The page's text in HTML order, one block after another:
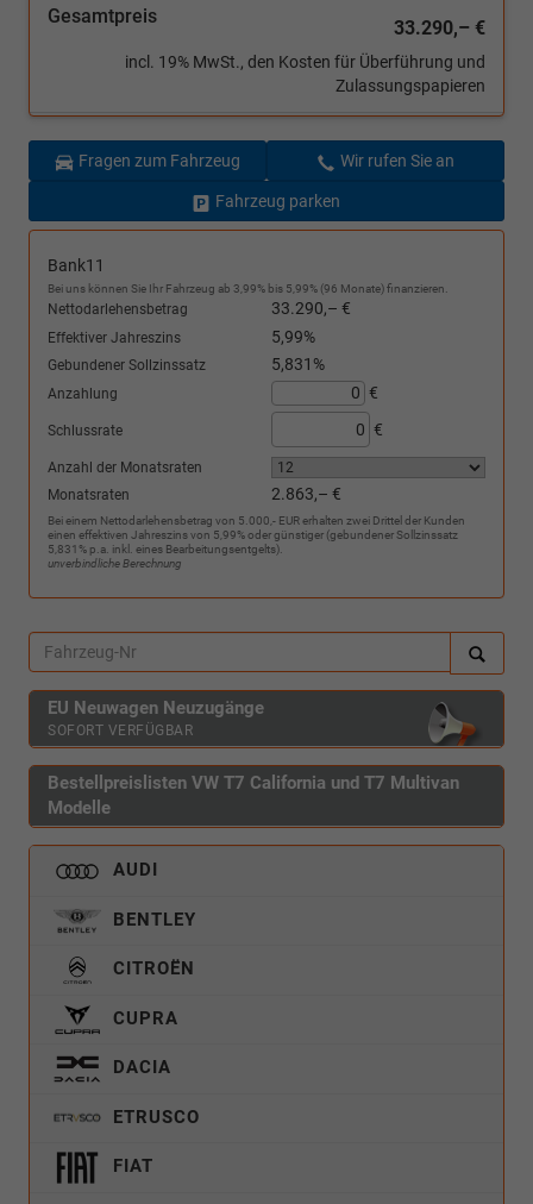
Gesamtpreis
33.290,– €
incl. 19% MwSt., den Kosten für Überführung und
Zulassungspapieren
Fragen zum Fahrzeug Wir rufen Sie an
Fahrzeug parken
Bank11
Bei uns können Sie Ihr Fahrzeug ab 3,99% bis 5,99% (96 Monate) finanzieren.
Nettodarlehensbetrag 33.290,– €
Effektiver Jahreszins 5,99%
Gebundener Sollzinssatz 5,831%
Anzahlung €
Schlussrate €
Anzahl der Monatsraten
Monatsraten
2.863,– €
Bei einem Nettodarlehensbetrag von 5.000,- EUR erhalten zwei Drittel der Kunden
einen effektiven Jahreszins von 5,99% oder günstiger (gebundener Sollzinssatz
5,831% p.a. inkl. eines Bearbeitungsentgelts).
unverbindliche Berechnung
EU Neuwagen Neuzugänge
SOFORT VERFÜGBAR
Bestellpreislisten VW T7 California und T7 Multivan
Modelle
AUDI
BENTLEY
CITROËN
CUPRA
DACIA
ETRUSCO
FIAT